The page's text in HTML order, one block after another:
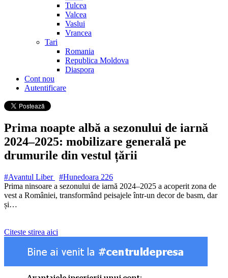
Tulcea
Valcea
Vaslui
Vrancea
Tari
Romania
Republica Moldova
Diaspora
Cont nou
Autentificare
Prima noapte albă a sezonului de iarnă
2024–2025: mobilizare generală pe
drumurile din vestul țării
#Avantul Liber #Hunedoara 226
Prima ninsoare a sezonului de iarnă 2024–2025 a acoperit zona de
vest a României, transformând peisajele într-un decor de basm, dar
și…
Citeste stirea aici